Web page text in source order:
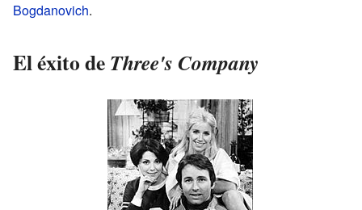
Bogdanovich.
El éxito deThree's Company